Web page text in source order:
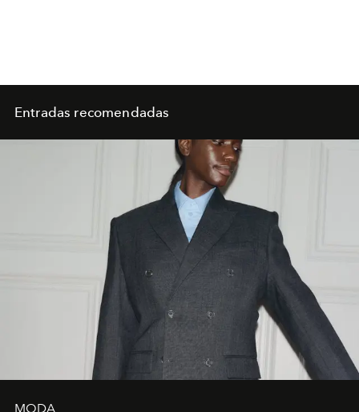
Entradas recomendadas
MODA